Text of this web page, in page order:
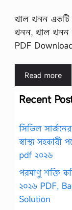
খাল খনন একটি
খনন, খাল খনন
PDF
Read more
Recent
সিভিল
স্বাস্থ্য সহকারী
pdf ২০২৬
পরমাণু শক্তি
২০২৬ PDF,
Solution